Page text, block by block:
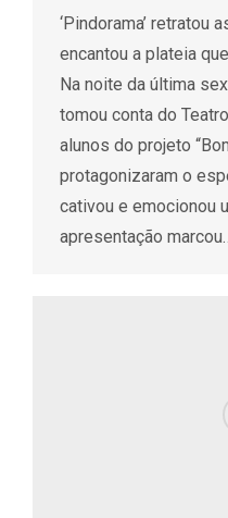
‘Pindorama’ retratou
encantou a plateia
Na noite da última
tomou conta do
alunos do projeto
protagonizaram o
cativou e emocionou
apresentação